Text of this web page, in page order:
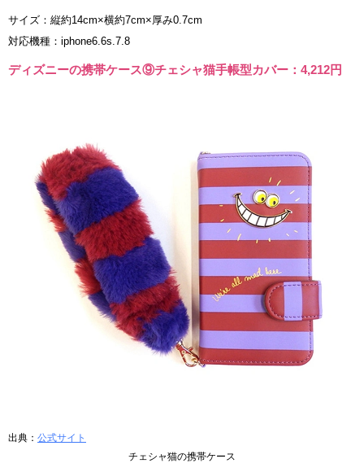
サイズ：縦約14cm×横約7cm×厚み0.7cm
対応機種：iphone6.6s.7.8
ディズニーの携帯ケース⑨チェシャ猫手帳型カバー：4,212円
出典： 公式サイト
チェシャ猫の携帯ケース